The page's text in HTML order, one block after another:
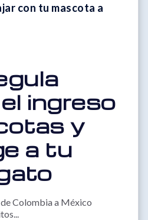
con tu mascota a
ingreso
y
a tu
Colombia a México